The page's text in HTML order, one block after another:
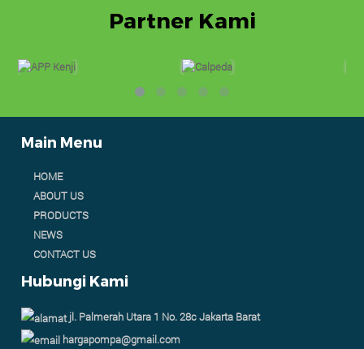
Partner Kami
Main Menu
HOME
ABOUT US
PRODUCTS
NEWS
CONTACT US
Hubungi Kami
jl. Palmerah Utara 1 No. 28c Jakarta Barat
hargapompa@gmail.com